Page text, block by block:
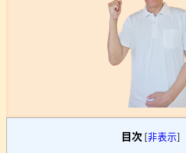
目次 [非表示]